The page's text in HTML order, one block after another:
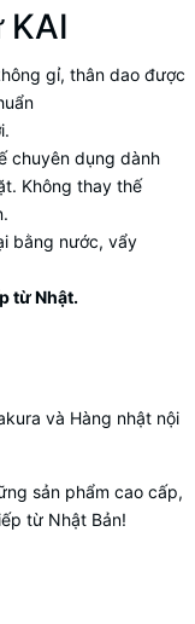
KAI
gỉ, thân dao được
chuyên dụng dành
Không thay thế
bằng nước, vẩy
từ Nhật.
và Hàng nhật nội
sản phẩm cao cấp,
từ Nhật Bản!